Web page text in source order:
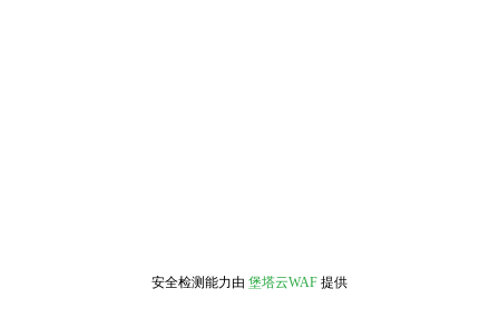
安全检测能力由 堡塔云WAF 提供